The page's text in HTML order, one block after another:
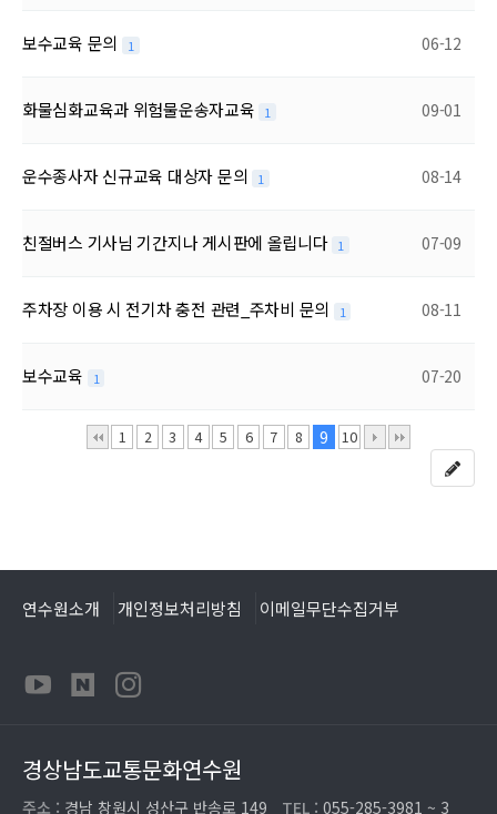
보수교육 문의 1 06-12
화물심화교육과 위험물운송자교육 1 09-01
운수종사자 신규교육 대상자 문의 1 08-14
친절버스 기사님 기간지나 게시판에 올립니다 1 07-09
주차장 이용 시 전기차 충전 관련_주차비 문의 1 08-11
보수교육 1 07-20
1 2 3 4 5 6 7 8 9 10
연수원소개 개인정보처리방침 이메일무단수집거부
경상남도교통문화연수원
주소 : 경남 창원시 성산구 반송로 149 TEL : 055-285-3981 ~ 3